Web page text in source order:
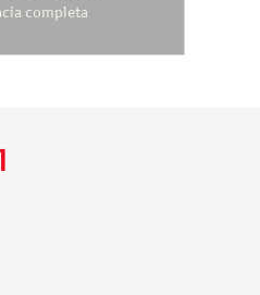
completa